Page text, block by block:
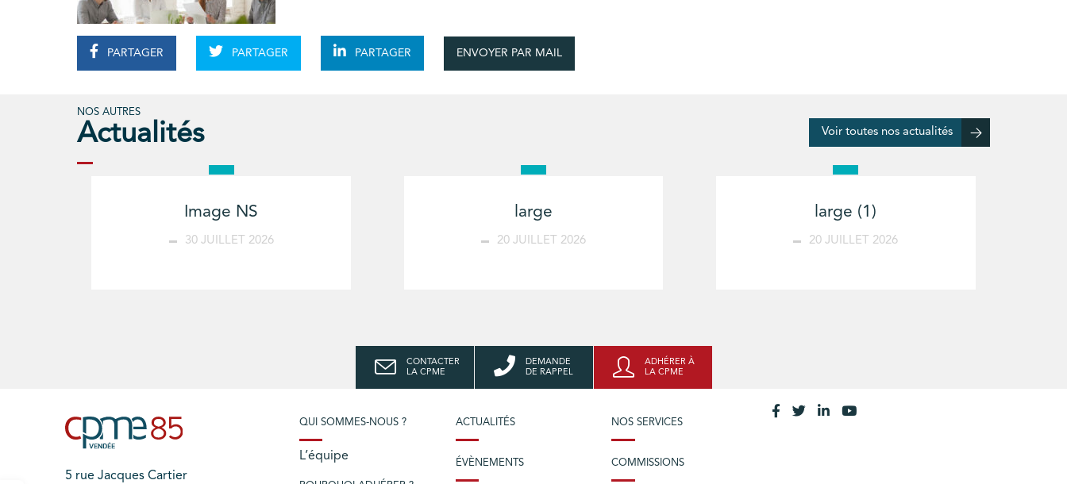
PARTAGER PARTAGER PARTAGER ENVOYER PAR MAIL
NOS AUTRES
Actualités Voir toutes nos actualités
Image NS
30 JUILLET 2026
large
20 JUILLET 2026
large (1)
20 JUILLET 2026
CONTACTER
LA CPME
DEMANDE
DE RAPPEL
ADHÉRER À
LA CPME
5 rue Jacques Cartier
QUI SOMMES-NOUS ?
L’équipe
ACTUALITÉS
ÉVÈNEMENTS
NOS SERVICES
COMMISSIONS